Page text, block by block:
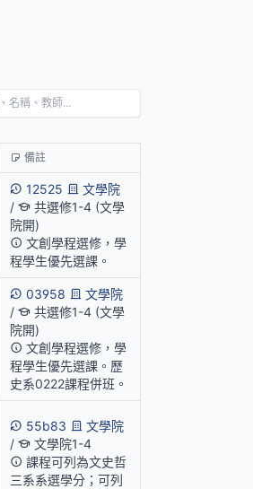
備註
12525
文學院
/
共選修1-4 (文學
院開)
文創學程選修，學
程學生優先選課。
03958
文學院
/
共選修1-4 (文學
院開)
文創學程選修，學
程學生優先選課。歷
史系0222課程併班。
55b83
文學院
/
文學院1-4
課程可列為文史哲
三系系選學分；可列